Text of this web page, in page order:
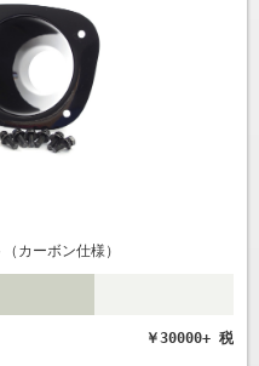
カーボン仕様）
￥30000+ 税